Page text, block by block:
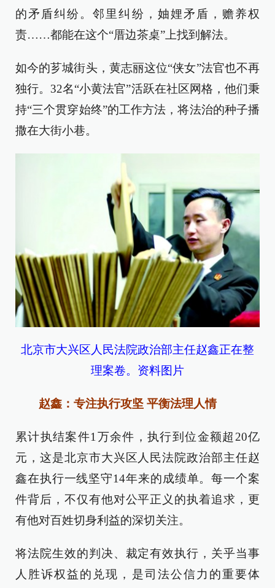
的矛盾纠纷。邻里纠纷，妯娌矛盾，赡养权
责……都能在这个“厝边茶桌”上找到解法。
如今的芗城街头，黄志丽这位“侠女”法官也不再
独行。32名“小黄法官”活跃在社区网格，他们秉
持“三个贯穿始终”的工作方法，将法治的种子播
撒在大街小巷。
北京市大兴区人民法院政治部主任赵鑫正在整
理案卷。资料图片
赵鑫：专注执行攻坚 平衡法理人情
累计执结案件1万余件，执行到位金额超20亿
元，这是北京市大兴区人民法院政治部主任赵
鑫在执行一线坚守14年来的成绩单。每一个案
件背后，不仅有他对公平正义的执着追求，更
有他对百姓切身利益的深切关注。
将法院生效的判决、裁定有效执行，关乎当事
人胜诉权益的兑现，是司法公信力的重要体